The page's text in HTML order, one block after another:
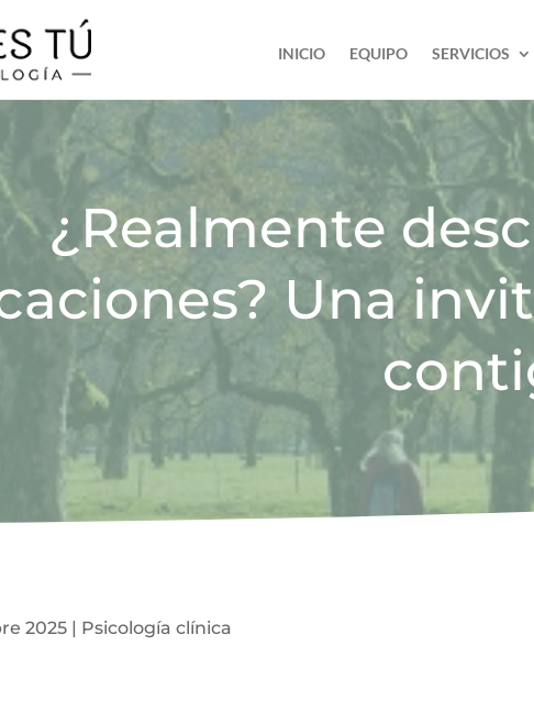
INICIO EQUIPO SERVICIOS
¿Realmente
Una
2025 | Psicología clínica